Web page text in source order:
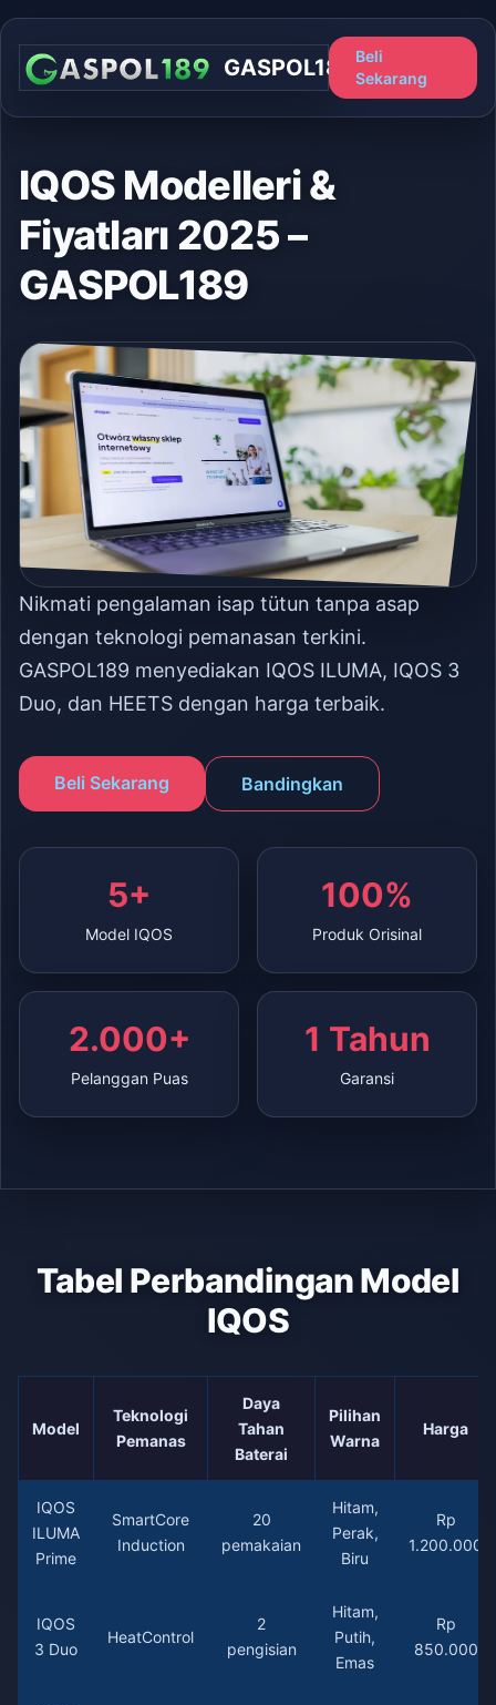
GASPOL189
Beli
Sekarang
IQOS Modelleri &
Fiyatları 2025 –
GASPOL189
Nikmati pengalaman isap tütun tanpa asap
dengan teknologi pemanasan terkini.
GASPOL189 menyediakan IQOS ILUMA, IQOS 3
Duo, dan HEETS dengan harga terbaik.
Beli Sekarang Bandingkan
5+
Model IQOS
100%
Produk Orisinal
2.000+
Pelanggan Puas
1 Tahun
Garansi
Tabel Perbandingan Model
IQOS
Model
Teknologi
Pemanas
Daya
Tahan
Baterai
Pilihan
Warna
Harga
IQOS
ILUMA
Prime
SmartCore
Induction
20
pemakaian
Hitam,
Perak,
Biru
Rp
1.200.000
IQOS
3 Duo
HeatControl
2
pengisian
Hitam,
Putih,
Emas
Rp
850.000